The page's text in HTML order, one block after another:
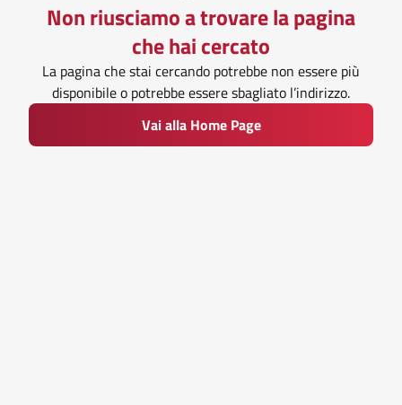
Non riusciamo a trovare la pagina
che hai cercato
La pagina che stai cercando potrebbe non essere più
disponibile o potrebbe essere sbagliato l’indirizzo.
Vai alla Home Page